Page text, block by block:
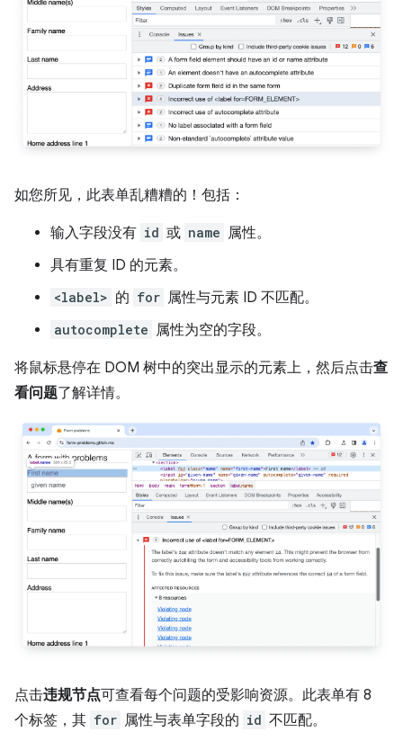
如您所见，此表单乱糟糟的！包括：
输入字段没有 id 或 name 属性。
具有重复 ID 的元素。
<label> 的 for 属性与元素 ID 不匹配。
autocomplete 属性为空的字段。
将鼠标悬停在 DOM 树中的突出显示的元素上，然后点击查
看问题了解详情。
点击违规节点可查看每个问题的受影响资源。此表单有 8
个标签，其 for 属性与表单字段的 id 不匹配。